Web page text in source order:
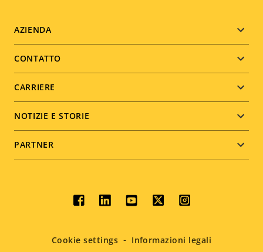
Footer
menu
AZIENDA
CONTATTO
CARRIERE
NOTIZIE E STORIE
PARTNER
Social
menu
Cookie settings Informazioni legali